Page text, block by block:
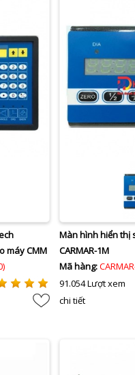
máy CMM
Màn hình hiển thị
CARMAR-1M
Mã hàng:
91.054 Lượt xem
chi tiết